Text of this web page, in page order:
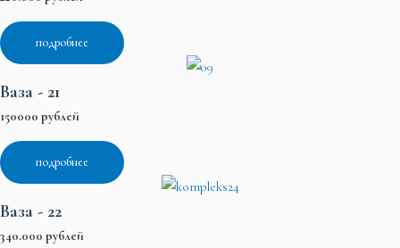
подробнее
Ваза - 21
150000 рублей
подробнее
Ваза - 22
340.000 рублей